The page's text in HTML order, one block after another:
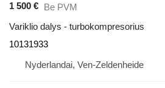
1 500 € Be PVM
Variklio dalys - turbokompresorius
10131933
Nyderlandai, Ven-Zeldenheide